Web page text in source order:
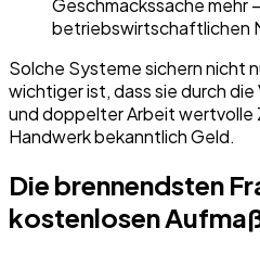
betriebswirtschaftlichen
Solche Systeme sichern nicht
wichtiger ist, dass sie durch die
und doppelter Arbeit wertvolle
Handwerk bekanntlich Geld.
Die brennendsten
kostenlosen